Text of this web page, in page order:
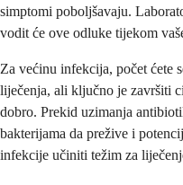
simptomi poboljšavaju.
vodit će ove odluke tijekom
Za većinu infekcija, počet ćete
liječenja, ali ključno je završiti
dobro. Prekid uzimanja
bakterijama da prežive i
infekcije učiniti težim za